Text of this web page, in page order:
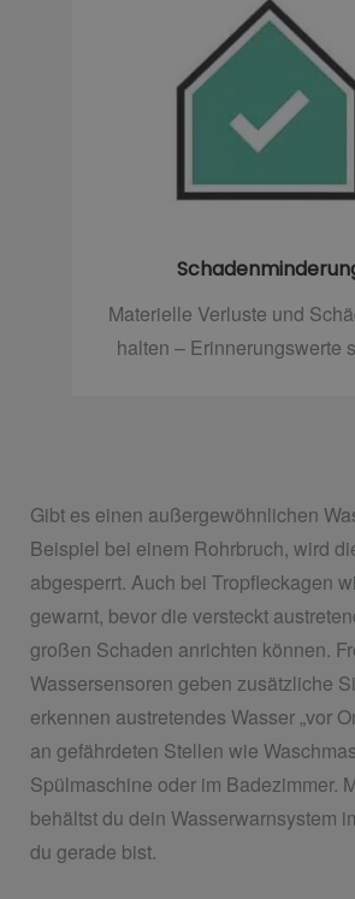
Materielle Verluste und
halten – Erinnerungswerte
Gibt es einen außergewöhnlichen
Beispiel bei einem Rohrbruch, wird
abgesperrt. Auch bei Tropfleckagen
gewarnt, bevor die versteckt
großen Schaden anrichten können.
Wassersensoren geben zusätzliche
erkennen austretendes Wasser „vor
an gefährdeten Stellen wie
Spülmaschine oder im Badezimmer.
behältst du dein Wasserwarnsystem
du gerade bist.